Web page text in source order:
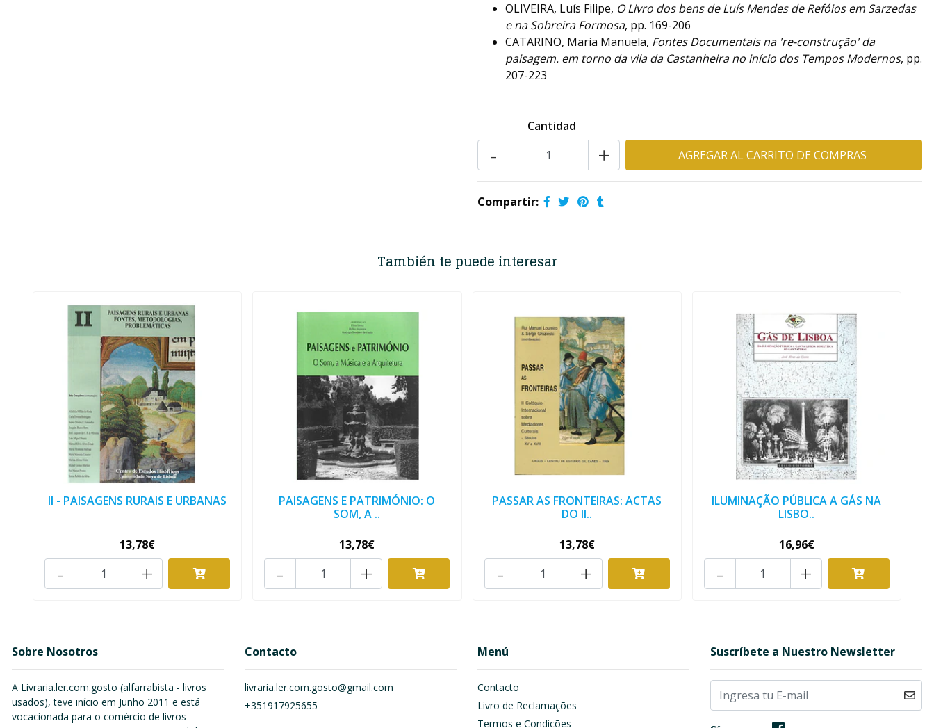
OLIVEIRA, Luís Filipe, O Livro dos bens de Luís Mendes de Refóios em Sarzedas
e na Sobreira Formosa, pp. 169-206
CATARINO, Maria Manuela, Fontes Documentais na 're-construção' da
paisagem. em torno da vila da Castanheira no início dos Tempos Modernos, pp.
207-223
Cantidad
+
-
Compartir:
También te puede interesar
II - PAISAGENS RURAIS E URBANAS
13,78€
+
-
PAISAGENS E PATRIMÓNIO: O
SOM, A ..
13,78€
+
-
PASSAR AS FRONTEIRAS: ACTAS
DO II..
13,78€
+
-
ILUMINAÇÃO PÚBLICA A GÁS NA
LISBO..
16,96€
+
-
Sobre Nosotros
A Livraria.ler.com.gosto (alfarrabista - livros
usados), teve início em Junho 2011 e está
vocacionada para o comércio de livros
Contacto
livraria.ler.com.gosto@gmail.com
+351917925655
Menú
Contacto
Livro de Reclamações
Termos e Condições
Suscríbete a Nuestro Newsletter